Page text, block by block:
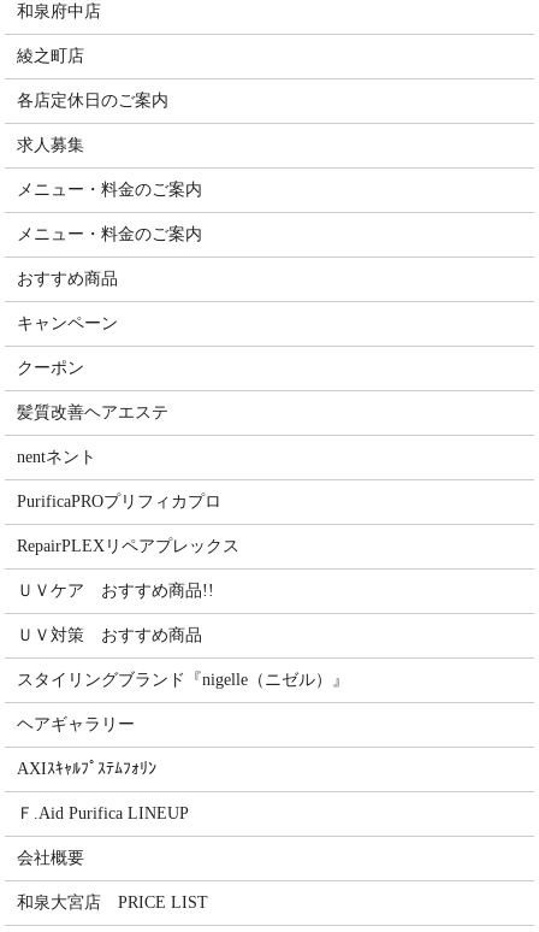
和泉府中店
綾之町店
各店定休日のご案内
求人募集
メニュー・料金のご案内
メニュー・料金のご案内
おすすめ商品
キャンペーン
クーポン
髪質改善ヘアエステ
nentネント
PurificaPROプリフィカプロ
RepairPLEXリペアプレックス
ＵＶケア おすすめ商品!!
ＵＶ対策 おすすめ商品
スタイリングブランド『nigelle（ニゼル）』
ヘアギャラリー
AXIｽｷｬﾙﾌﾟｽﾃﾑﾌｫﾘﾝ
Ｆ.Aid Purifica LINEUP
会社概要
和泉大宮店 PRICE LIST